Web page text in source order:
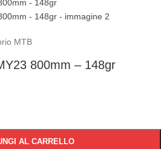
MTB
800mm – 148gr
AL CARRELLO